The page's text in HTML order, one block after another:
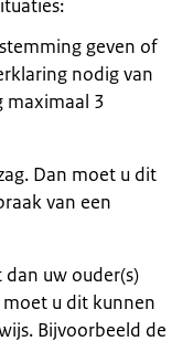
geven of
nodig van
maximaal 3
Dan moet u dit
van een
uw ouder(s)
u dit kunnen
Bijvoorbeeld de